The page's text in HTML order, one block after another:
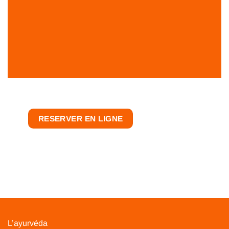
RESERVER EN LIGNE
L’ayurvéda